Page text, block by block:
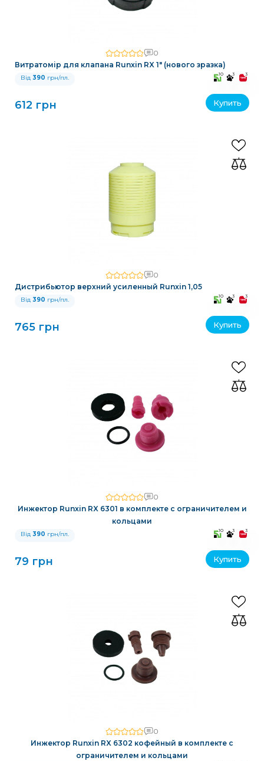
0
Витратомір для клапана Runxin RX 1" (нового зразка)
Від 390 грн/пл. 10 3 3
612 грн Купить
0
Дистрибьютор верхний усиленный Runxin 1,05
Від 390 грн/пл. 10 3 3
765 грн Купить
0
Инжектор Runxin RX 6301 в комплекте с ограничителем и
кольцами
Від 390 грн/пл. 10 3 3
79 грн Купить
0
Инжектор Runxin RX 6302 кофейный в комплекте с
ограничителем и кольцами